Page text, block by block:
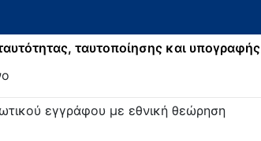
ταυτοποίησης και υπογραφής
εγγράφου με εθνική θεώρηση